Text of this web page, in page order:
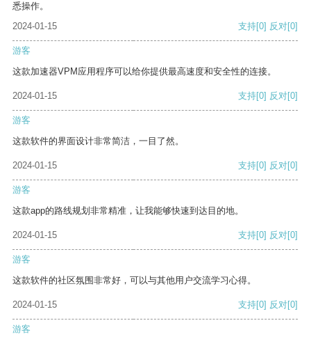
悉操作。
2024-01-15
支持[0] 反对[0]
游客
这款加速器VPM应用程序可以给你提供最高速度和安全性的连接。
2024-01-15 支持[0] 反对[0]
游客
这款软件的界面设计非常简洁，一目了然。
2024-01-15 支持[0] 反对[0]
游客
这款app的路线规划非常精准，让我能够快速到达目的地。
2024-01-15 支持[0] 反对[0]
游客
这款软件的社区氛围非常好，可以与其他用户交流学习心得。
2024-01-15 支持[0] 反对[0]
游客